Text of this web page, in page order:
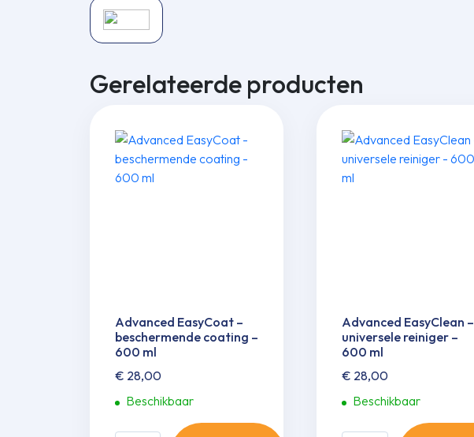
Gerelateerde producten
Advanced EasyCoat –
beschermende coating –
600 ml
€ 28,00
Beschikbaar
Advanced EasyClean –
universele reiniger –
600 ml
€ 28,00
Beschikbaar